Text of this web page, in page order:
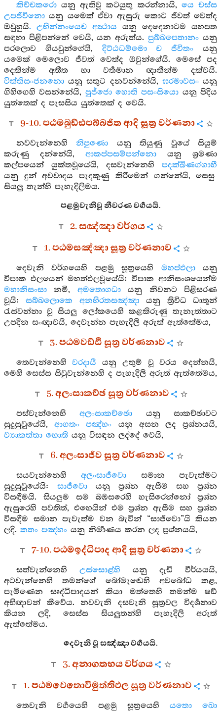
කිච්චකරොයනු ඇතිවූ කටයුතු කරන්නායි, යෙ චස්ස
උපජීවිනො යනු යමෙක් ඒවා ඇසුරු කොට ජීවත් වෙත්ද
ඔවුහුයි. උභින්නංයෙච අත්‍ථාය යනු දෙදෙනාටම යහපත
සඳහා පිළිපන්නේ වෙයි, යන අරුත්ය.පුබ්බපෙතානං යනු
පරලොව ගියවුන්ගේයි, දිට්ඨධම්මො ච ජීවිතං යනු
යමෙක් මෙලොව ජීවත් වෙත්ද ඔවුන්ගේයි. මෙසේ පද
දෙකින්ම අතීත හා වර්‍තමාන ඥාතීන්ම දක්වයි.
විත්තිසංජනනො යනු සතුට දනවන්නේයි, ඝරමාවසංයනු
ගිහිගෙහි වසන්නේයි, පුජ්ජො හොති පසංසියො යනු පිදිය
යුත්තෙක් ද පැසසිය යුත්තෙක් ද වෙයි.
9-10. පඨමබුඩ්ඪපබ්බජිත ආදි සූත්‍ර වර්ණනා
නවවැන්නෙහිනිපුණො යනු තියුණු වූයේ සියුම්
කරුණු දන්නේයි, ආකප්පසම්පන්නො යනු ශ්‍රමණා
කල්පයෙන් යුක්තවූයේයි, දසවැන්නෙහි පදක්ඛිණග්ගාහී
යනු දුන් අවවාදය පැදකුණු කිරීමෙන් ගන්නේයි, සෙසු
සියලු තැන්හි පැහැදිලිමය.
පළමුවැනිවූ නීවරණ වර්‍ගයයි.
2. සඤ්ඤා වර්ගය
1. පඨමසඤ්ඤා සූත්‍ර වර්ණනාව
දෙවැනි වර්ගයෙහි පළමු සූත්‍රයෙහි මහප්ඵලායනු
විපාක ඵලයෙන් මහත්ඵලවූයේයි: විපාක ආනිසංශයෙන්ම
මහානිසංසා නමි, අමතොගධායනු නිවනට පිළිසරණ
වූයි:සබ්බලොකෙ අනභිරතසඤ්ඤා යනු ත්‍රිවිධ ධාතූන්
රැස්වන්නා වූ සියලු ලෝකයෙහි කළකිරුණු තැනැත්තාට
උපදින සංඥාවයි, දෙවැන්න පැහැදිලි අරුත් ඇත්තේමය,
3. පඨමවඩ්ඪි සූත්‍ර වර්ණනාව
තෙවැන්නෙහිවරදායීයනු උතුම් වූ වරය දෙන්නයි,
මෙහි සෙස්ස සිවුවැන්නෙහි ද පැහැදිලි අරුත් ඇත්තේමය,
5. අලංසාකච්ඡ සූත්‍ර වර්ණනාව
පස්වැන්නෙහිඅලංසාකච්ඡො යනු සාකච්ඡාවට
සුදුසුවූයේයි,ආගතං පඤ්හං යනු අසන ලද ප්‍රශ්නයයි,
ව්‍යාකත්තා හොති යනු විසඳන ලද්දේ වෙයි,
6. අලංසාජීව සූත්‍ර වර්ණනාව
සයවැන්නෙහිඅලංසාජීවො සමාන පැවැත්මට
සුදුසුවූයේයි: සාජීවො යනු ප්‍රශ්න ඇසීම සහ ප්‍රශ්න
විසඳීමයි. සියලුම සම බඹසරෙහි හැසිරෙන්නෝ ප්‍රශ්න
ඇසුරෙහි පවතිත්, එහෙයින් එම ප්‍රශ්න ඇසීම සහ ප්‍රශ්න
විසඳීම සමාන පැවැත්ම වන බැවින් “සාජීවො”යි කියන
ලදි. කතං පඤ්හං යනු නිර්‍මාණය කරන ලද ප්‍රශ්නයයි,
7-10. පඨමඉද්ධිපාද ආදි සූත්‍ර වර්ණනා
සත්වැන්නෙහි උස්සොළ්හි යනු දැඩි වීර්යයයි,
අටවැන්නෙහි තමන්ගේ බෝමැඬෙහි අවබෝධ කළ,
පැමිණෙන සෘද්ධිපාදයන් කියා මත්තෙහි තමන්ම ෂඩ්
අභිඥාවන් කීවේය. නවවැනි දසවැනි සූත්‍රවල විදර්‍ශනාව
කියන ලදි, සෙස්ස සියලුතන්හි පැහැදිලි අරුත්
ඇත්තේමය.
දෙවැනි වූ සඤ්ඤා වර්‍ගයයි.
3. අනාගතභය වර්ගය
1. පඨමචෙතොවිමුත්තිඵල සූත්‍ර වර්ණනාව
තෙවැනි වර්‍ගයෙහි පළමු සූත්‍රයෙහි යතො ඛො